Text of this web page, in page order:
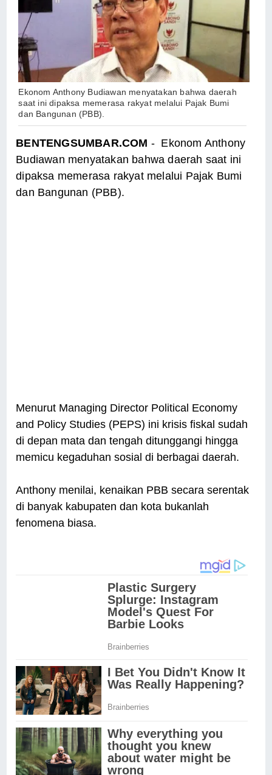
Ekonom Anthony Budiawan menyatakan bahwa daerah
saat ini dipaksa memerasa rakyat melalui Pajak Bumi
dan Bangunan (PBB).
BENTENGSUMBAR.COM - Ekonom Anthony
Budiawan menyatakan bahwa daerah saat ini
dipaksa memerasa rakyat melalui Pajak Bumi
dan Bangunan (PBB).
Menurut Managing Director Political Economy
and Policy Studies (PEPS) ini krisis fiskal sudah
di depan mata dan tengah ditunggangi hingga
memicu kegaduhan sosial di berbagai daerah.
Anthony menilai, kenaikan PBB secara serentak
di banyak kabupaten dan kota bukanlah
fenomena biasa.